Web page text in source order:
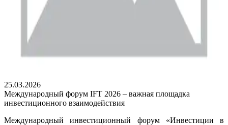
25.03.2026
Международный форум IFT 2026 – важная площадка
инвестиционного взаимодействия
Международный инвестиционный форум «Инвестиции в